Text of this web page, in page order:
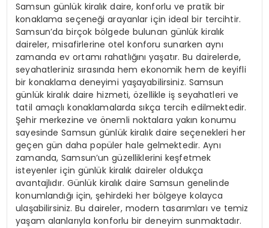
Samsun günlük kiralık daire, konforlu ve pratik bir
konaklama seçeneği arayanlar için ideal bir tercihtir.
Samsun’da birçok bölgede bulunan günlük kiralık
daireler, misafirlerine otel konforu sunarken aynı
zamanda ev ortamı rahatlığını yaşatır. Bu dairelerde,
seyahatleriniz sırasında hem ekonomik hem de keyifli
bir konaklama deneyimi yaşayabilirsiniz. Samsun
günlük kiralık daire hizmeti, özellikle iş seyahatleri ve
tatil amaçlı konaklamalarda sıkça tercih edilmektedir.
Şehir merkezine ve önemli noktalara yakın konumu
sayesinde Samsun günlük kiralık daire seçenekleri her
geçen gün daha popüler hale gelmektedir. Aynı
zamanda, Samsun’un güzelliklerini keşfetmek
isteyenler için günlük kiralık daireler oldukça
avantajlıdır. Günlük kiralık daire Samsun genelinde
konumlandığı için, şehirdeki her bölgeye kolayca
ulaşabilirsiniz. Bu daireler, modern tasarımları ve temiz
yaşam alanlarıyla konforlu bir deneyim sunmaktadır.